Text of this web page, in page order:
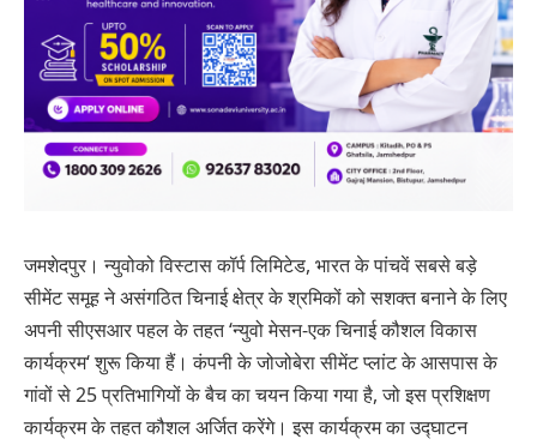
जमशेदपुर। न्युवोको विस्टास कॉर्प लिमिटेड, भारत के पांचवें सबसे बड़े
सीमेंट समूह ने असंगठित चिनाई क्षेत्र के श्रमिकों को सशक्त बनाने के लिए
अपनी सीएसआर पहल के तहत ‘न्युवो मेसन-एक चिनाई कौशल विकास
कार्यक्रम‘ शुरू किया हैं। कंपनी के जोजोबेरा सीमेंट प्लांट के आसपास के
गांवों से 25 प्रतिभागियों के बैच का चयन किया गया है, जो इस प्रशिक्षण
कार्यक्रम के तहत कौशल अर्जित करेंगे। इस कार्यक्रम का उद्घाटन